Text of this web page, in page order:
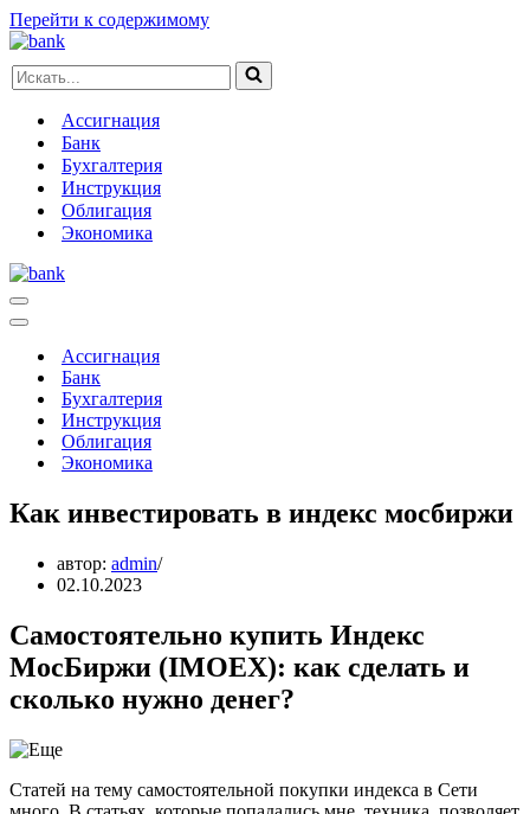
Перейти к содержимому
Искать...
Ассигнация
Банк
Бухгалтерия
Инструкция
Облигация
Экономика
Меню
навигации
Меню
навигацииАссигнация
Банк
Бухгалтерия
Инструкция
Облигация
Экономика
Как инвестировать в индекс мосбиржи
автор: admin
02.10.2023
Самостоятельно купить Индекс
МосБиржи (IMOEX): как сделать и
сколько нужно денег?
Статей на тему самостоятельной покупки индекса в Сети